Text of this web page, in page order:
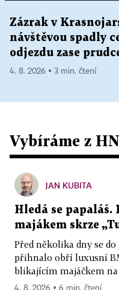
Zázrak v
návštěvou spadly
odjezdu zase
4. 8. 2026 ▪ 3 min. čtení
Vybíráme z HN
JAN KUBITA
Hledá se papaláš.
majákem skrze
Před několika dny se
přihnalo obří luxusní
blikajícím majáčkem na
4. 8. 2026 ▪ 6 min. čtení